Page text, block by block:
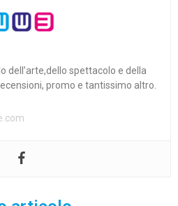
dell’arte,dello spettacolo e della
promo e tantissimo altro.